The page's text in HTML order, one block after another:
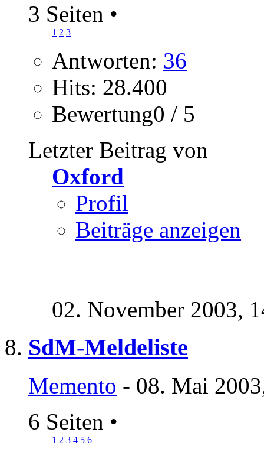
3 Seiten •
1 2 3
Antworten: 36
Hits: 28.400
Bewertung0 / 5
Letzter Beitrag von
Oxford
Profil
Beiträge anzeigen
02. November 2003,
SdM-Meldeliste
Memento - 08. Mai
6 Seiten •
1 2 3 4 5 6